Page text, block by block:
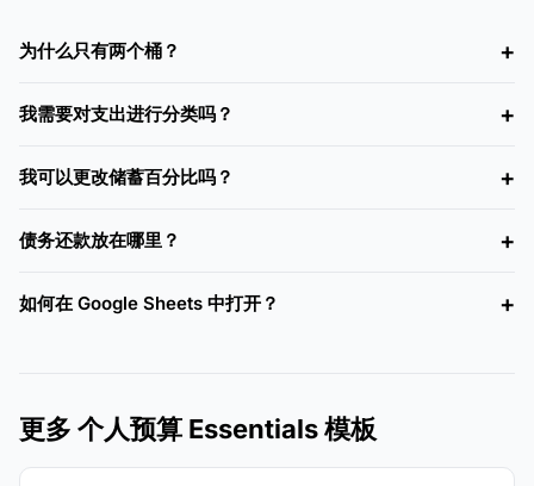
为什么只有两个桶？
我需要对支出进行分类吗？
我可以更改储蓄百分比吗？
债务还款放在哪里？
如何在 Google Sheets 中打开？
更多 个人预算 Essentials 模板